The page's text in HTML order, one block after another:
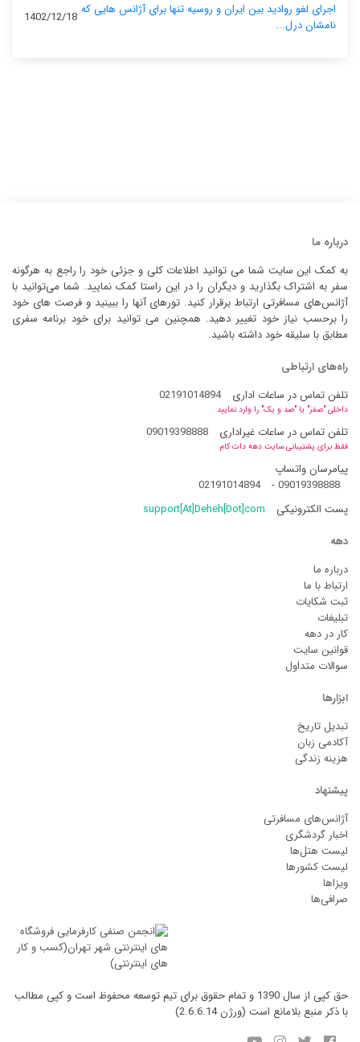
اجرای لغو روادید بین ایران و روسیه تنها برای آژانس‌ هایی که
نامشان درل...
1402/12/18
درباره ما
به کمک این سایت شما می توانید اطلاعات کلی و جزئی خود را راجع به هرگونه
سفر به اشتراک بگذارید و دیگران را در این راستا کمک نمایید. شما می‌توانید با
آژانس‌های مسافرتی ارتباط برقرار کنید. تورهای آنها را ببینید و فرصت های خود
را برحسب نیاز خود تغییر دهید. همچنین می توانید برای خود برنامه سفری
مطابق با سلیقه خود داشته باشید.
راه‌های ارتباطی
تلفن تماس در ساعات اداری
02191014894
داخلی "صفر" یا "صد و یک" را وارد نمایید
تلفن تماس در ساعات غیراداری 09019398888
فقط برای پشتیبانی سایت دهه دات کام
پیامرسان واتساپ
09019398888
-
02191014894
پست الکترونیکی
support[At]Deheh[Dot]com
دهه
درباره ما
ارتباط با ما
ثبت شکایات
تبلیغات
کار در دهه
قوانین سایت
سوالات متداول
ابزارها
تبدیل تاریخ
آکادمی زبان
هزینه زندگی
پیشنهاد
آژانس‌های مسافرتی
اخبار گردشگری
لیست هتل‌ها
لیست کشورها
ویزاها
صرافی‌ها
حق کپی از سال 1390 و تمام حقوق برای تیم توسعه محفوظ است و کپی مطالب
با ذکر منبع بلامانع است (ورژن 2.6.6.14)